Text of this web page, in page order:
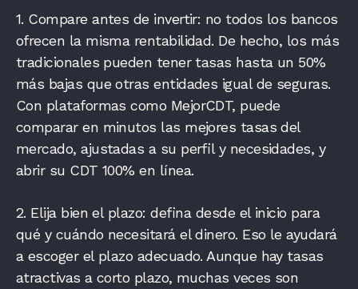
1. Compare antes de invertir: no todos los bancos
ofrecen la misma rentabilidad. De hecho, los más
tradicionales pueden tener tasas hasta un 50%
más bajas que otras entidades igual de seguras.
Con plataformas como MejorCDT, puede
comparar en minutos las mejores tasas del
mercado, ajustadas a su perfil y necesidades, y
abrir su CDT 100% en línea.
2. Elija bien el plazo: defina desde el inicio para
qué y cuándo necesitará el dinero. Eso le ayudará
a escoger el plazo adecuado. Aunque hay tasas
atractivas a corto plazo, muchas veces son